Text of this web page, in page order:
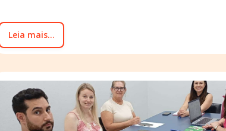
Leia mais...